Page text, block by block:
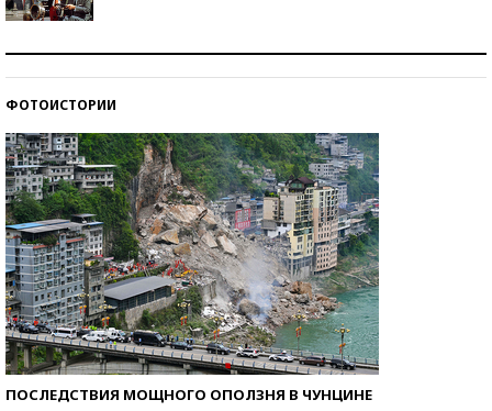
ФОТОИСТОРИИ
ПОСЛЕДСТВИЯ МОЩНОГО ОПОЛЗНЯ В ЧУНЦИНЕ